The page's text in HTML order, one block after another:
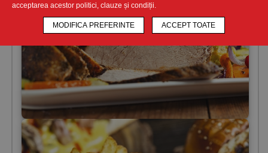
acceptarea acestor politici, clauze și condiții.
MODIFICA PREFERINTE ACCEPT TOATE